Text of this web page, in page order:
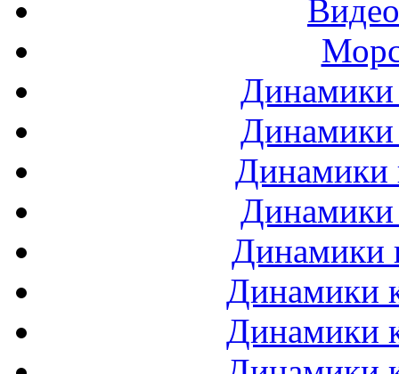
Динамики
Динамики
Динамики
Динамики
Динамики
Динамики
Динамики